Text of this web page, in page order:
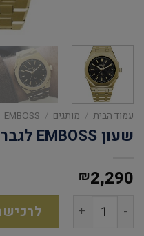
עמוד הבית / מותגים /
EMBOSS
שעון EMBOSS לגבר טריטון
₪2,290